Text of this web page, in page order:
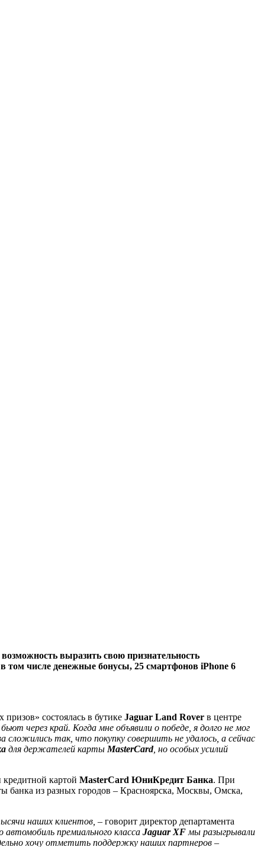
выразить свою признательность
числе денежные бонусы, 25 смартфонов iPhone 6
призов» состоялась в бутике Jaguar Land Rover в центре
через край. Когда мне объявили о победе, я долго не мог
так, что покупку совершить не удалось, а сейчас
для держателей карты MasterCard, но особых усилий
кредитной картой MasterCard ЮниКредит Банка. При
банка из разных городов – Красноярска, Москвы, Омска,
наших клиентов, – говорит директор департамента
премиального класса Jaguar XF мы разыгрывали
хочу отметить поддержку наших партнеров –